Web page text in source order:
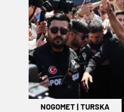
NOGOMET|TURSKA